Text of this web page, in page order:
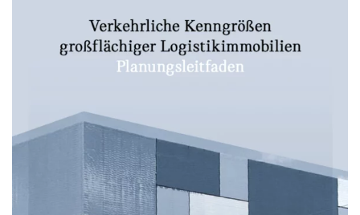
der Stadt Essenhier
ISBN: 978-398741-141-0